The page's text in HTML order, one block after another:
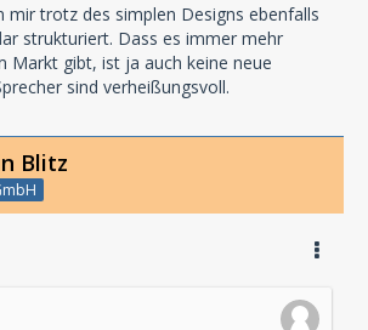
mir trotz des simplen Designs ebenfalls
strukturiert. Dass es immer mehr
Markt gibt, ist ja auch keine neue
sind verheißungsvoll.
Blitz